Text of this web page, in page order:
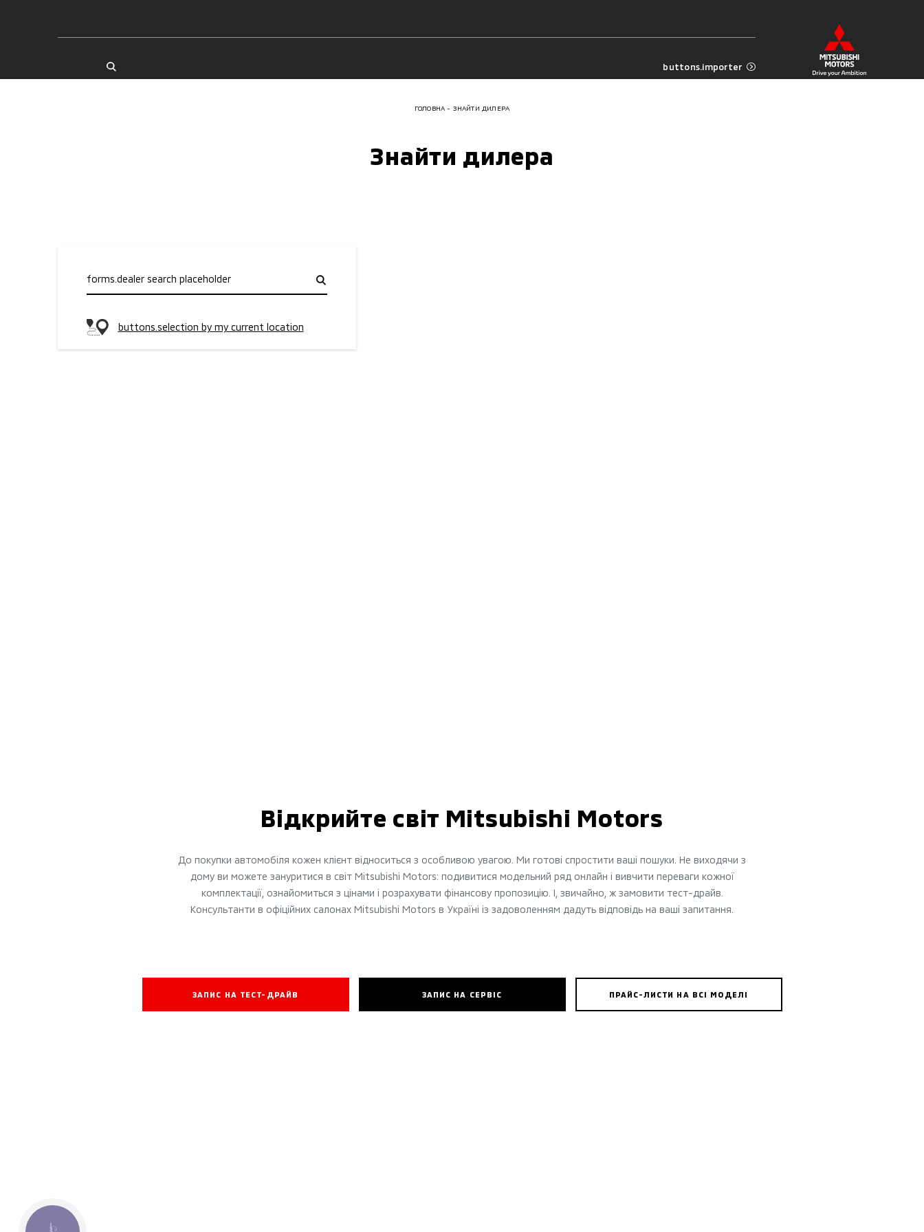
buttons.importer
ГОЛОВНА ЗНАЙТИ ДИЛЕРА
Знайти дилера
buttons.selection by my current location
Відкрийте світ Mitsubishi Motors
До покупки автомобіля кожен клієнт відноситься з особливою увагою. Ми готові спростити ваші пошуки. Не виходячи з
дому ви можете зануритися в світ Mitsubishi Motors: подивитися модельний ряд онлайн і вивчити переваги кожної
комплектації, ознайомиться з цінами і розрахувати фінансову пропозицію. І, звичайно, ж замовити тест-драйв.
Консультанти в офіційних салонах Mitsubishi Motors в Україні із задоволенням дадуть відповідь на ваші запитання.
ЗАПИС НА ТЕСТ-ДРАЙВ ЗАПИС НА СЕРВІС ПРАЙС-ЛИСТИ НА ВСІ МОДЕЛІ